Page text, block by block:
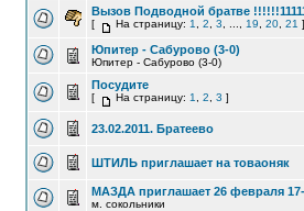
Вызов Подводной братве
[ На страницу: 1 2 3 19 20 21 ]
Юпитер - Сабурово (3-0)
Юпитер - Сабурово (3-0)
Посудите
[ На страницу: 1 2 3 ]
23.02.2011. Братеево
ШТИЛЬ приглашает на товаоняк
МАЗДА приглашает 26 февраля
м. сокольники